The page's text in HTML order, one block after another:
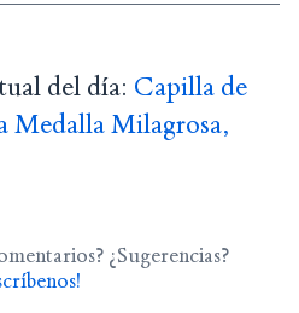
del día: Capilla de
Medalla Milagrosa,
¿Sugerencias?